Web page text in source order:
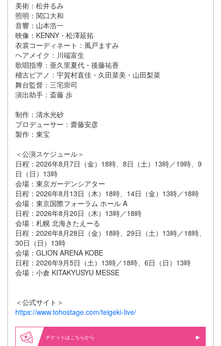
美術：松井るみ
照明：関口大和
音響：山本浩一
映像：KENNY・松澤延拓
衣裳コーディネート：風戸ますみ
ヘアメイク：川端富生
歌唱指導：亜久里夏代・後藤祐香
稽古ピアノ：宇賀村直佳・久田菜美・山田梨菜
舞台監督：三宅崇司
演出助手：斎藤 歩
制作：清水光砂
プロデューサー：齋藤安彦
製作：東宝
＜公演スケジュール＞
日程：2026年8月7日（金）18時、8日（土）13時／19時、9
日（日）13時
会場：東京ガーデンシアター
日程：2026年8月13日（木）18時、14日（金）13時／18時
会場：東京国際フォーラム ホール A
日程：2026年8月20日（木）13時／18時
会場：札幌 北海きたえーる
日程：2026年8月28日（金）18時、29日（土）13時／18時、
30日（日）13時
会場：GLION ARENA KOBE
日程：2026年9月5日（土）13時／18時、6日（日）13時
会場：小倉 KITAKYUSYU MESSE
＜公式サイト＞
https://www.tohostage.com/teigeki-live/
はこちらから